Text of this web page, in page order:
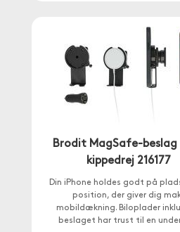
Brodit MagSafe-beslag
kippedrej 216177
Din iPhone holdes godt på
position, der giver dig
mobildækning. Biloplader
beslaget har trust til en